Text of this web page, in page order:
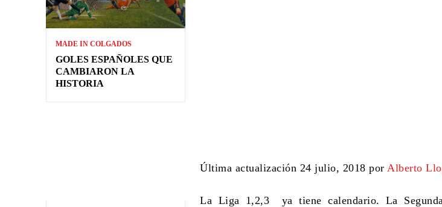
MADE IN COLGADOS
GOLES ESPAÑOLES QUE
CAMBIARON LA
HISTORIA
Última actualización 24 julio, 2018 por Alberto
La Liga 1,2,3 ya tiene calendario. La